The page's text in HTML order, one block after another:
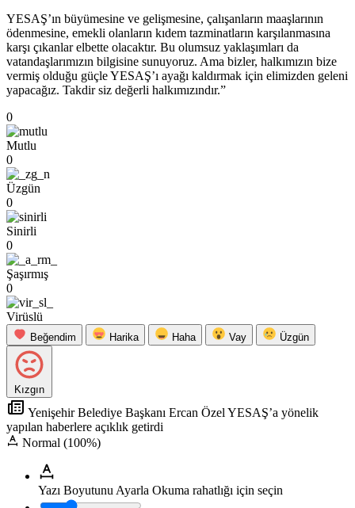
YESAŞ’ın büyümesine ve gelişmesine, çalışanların maaşlarının
ödenmesine, emekli olanların kıdem tazminatların karşılanmasına
karşı çıkanlar elbette olacaktır. Bu olumsuz yaklaşımları da
vatandaşlarımızın bilgisine sunuyoruz. Ama bizler, halkımızın bize
vermiş olduğu güçle YESAŞ’ı ayağı kaldırmak için elimizden geleni
yapacağız. Takdir siz değerli halkımızındır.”
0
Mutlu
0
Üzgün
0
Sinirli
0
Şaşırmış
0
Virüslü
Beğendim Harika Haha Vay Üzgün
Kızgın
Yenişehir Belediye Başkanı Ercan Özel YESAŞ’a yönelik
yapılan haberlere açıklık getirdi
Normal (100%)
Yazı Boyutunu Ayarla Okuma rahatlığı için seçin